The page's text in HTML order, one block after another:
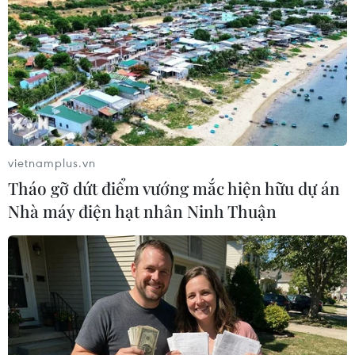
Không được thu thêm tiền
của người bệnh BHYT nếu
không khám theo yêu cầu
05/08/2026 02:26
Bác sỹ vượt biển giữa đêm
cứu thuyền viên người Nga
nghi bị đột quỵ
04/08/2026 13:21
Tháo gỡ "điểm nghẽn" dữ
liệu: Bộ Y tế tăng tốc
chuyển đổi số toàn diện
04/08/2026 08:08
Bộ Y tế ban hành Kế hoạch
dự phòng thương tích giai
đoạn 2026-2030
04/08/2026 07:41
vietnamplus.vn
Tháo gỡ dứt điểm vướng mắc hiện hữu dự án
Nhà máy điện hạt nhân Ninh Thuận